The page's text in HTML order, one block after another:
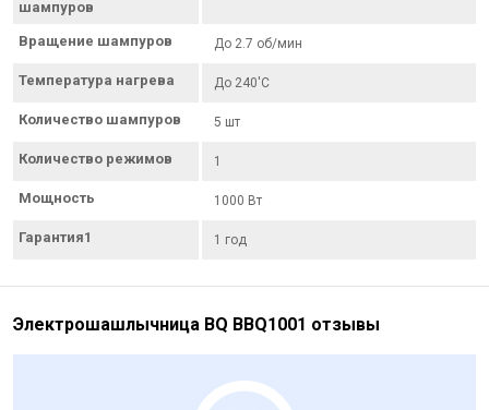
шампуров
Вращение шампуров До 2.7 об/мин
Температура нагрева До 240'C
Количество шампуров 5 шт
Количество режимов 1
Мощность 1000 Вт
Гарантия1 1 год
Электрошашлычница BQ BBQ1001 отзывы